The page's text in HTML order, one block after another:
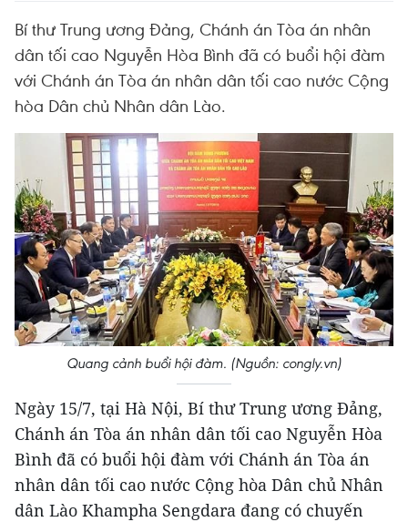
Bí thư Trung ương Đảng, Chánh án Tòa án nhân
dân tối cao Nguyễn Hòa Bình đã có buổi hội đàm
với Chánh án Tòa án nhân dân tối cao nước Cộng
hòa Dân chủ Nhân dân Lào.
Quang cảnh buổi hội đàm. (Nguồn: congly.vn)
Ngày 15/7, tại Hà Nội, Bí thư Trung ương Đảng,
Chánh án Tòa án nhân dân tối cao Nguyễn Hòa
Bình đã có buổi hội đàm với Chánh án Tòa án
nhân dân tối cao nước Cộng hòa Dân chủ Nhân
dân Lào Khampha Sengdara đang có chuyến